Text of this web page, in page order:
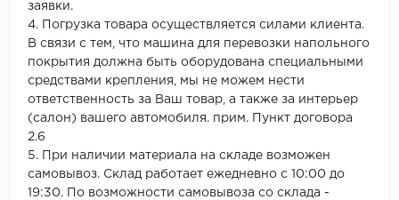
заявки.
4. Погрузка товара осуществляется силами клиента.
В связи с тем, что машина для перевозки напольного
покрытия должна быть оборудована специальными
средствами крепления, мы не можем нести
ответственность за Ваш товар, а также за интерьер
(салон) вашего автомобиля. прим. Пункт договора
2.6
5. При наличии материала на складе возможен
самовывоз. Склад работает ежедневно с 10:00 до
19:30. По возможности самовывоза со склада -